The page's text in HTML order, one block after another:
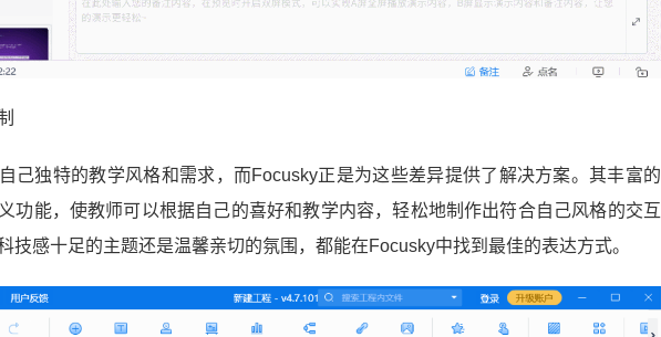
己独特的教学风格和需求，而Focusky正是为这些差异提供了解决方案。其丰富的
功能，使教师可以根据自己的喜好和教学内容，轻松地制作出符合自己风格的交互
技感十足的主题还是温馨亲切的氛围，都能在Focusky中找到最佳的表达方式。